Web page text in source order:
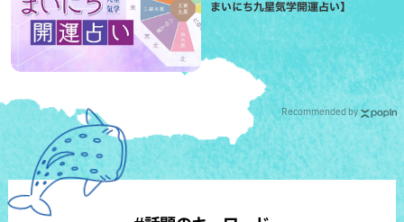
まいにち九星気学開運占い】
Recommended by